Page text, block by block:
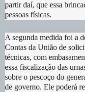
partir daí, que essa
pessoas físicas.
A segunda medida foi a
Contas da União de
técnicas, com
essa fiscalização das
sobre o pescoço do
de governo. Ele poderá